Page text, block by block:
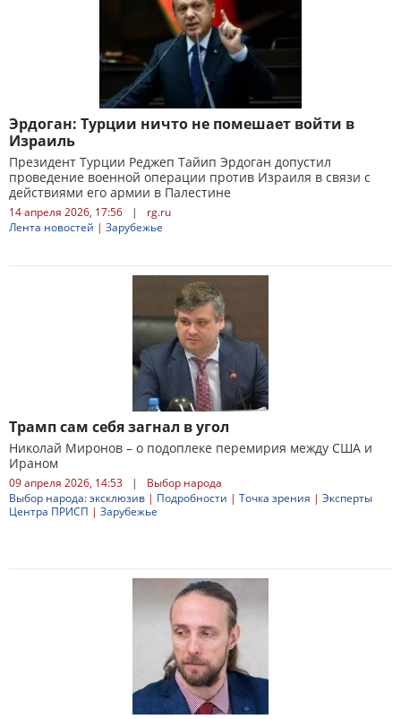
Эрдоган: Турции ничто не помешает войти в
Израиль
Президент Турции Реджеп Тайип Эрдоган допустил
проведение военной операции против Израиля в связи с
действиями его армии в Палестине
14 апреля 2026, 17:56 |
rg.ru
Лента новостей | Зарубежье
Трамп сам себя загнал в угол
Николай Миронов – о подоплеке перемирия между США и
Ираном
09 апреля 2026, 14:53 |
Выбор народа
Выбор народа: эксклюзив | Подробности | Точка зрения | Эксперты
Центра ПРИСП | Зарубежье